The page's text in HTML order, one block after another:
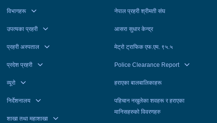
विभागहरू
उपत्यका प्रहरी
प्रहरी अस्पताल
प्रदेश प्रहरी
व्यूरो
निर्देशनालय
शाखा तथा महाशाखा
नेपाल प्रहरी श्रीमती संघ
आसरा सुधार केन्द्र
मेट्रो ट्राफिक एफ.एम. ९५.५
Police Clearance Report
हराएका बालबालिकाहरू
पहिचान नखुलेका शवहरू र हराएका
मानिसहरुको विवरणहरु